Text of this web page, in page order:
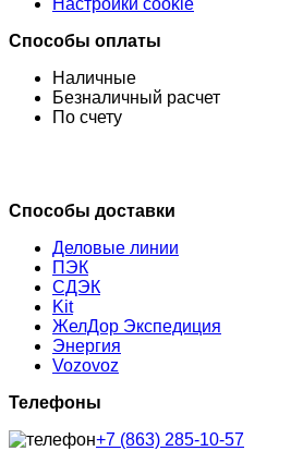
Способы оплаты
Наличные
Безналичный расчет
По счету
Способы доставки
Деловые линии
ПЭК
СДЭК
Kit
ЖелДор Экспедиция
Энергия
Vozovoz
Телефоны
+7 (863) 285-10-57